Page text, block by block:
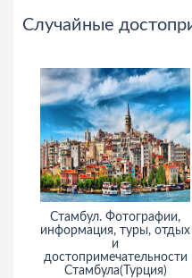
Случайные
Стамбул. Фотографии,
информация, туры, отдых
и
достопримечательности
Стамбула(Турция)